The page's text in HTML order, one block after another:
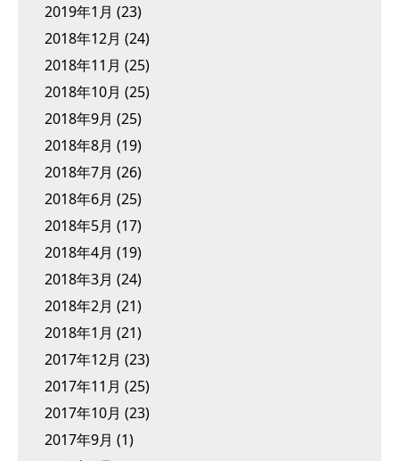
2019年1月 (23)
2018年12月 (24)
2018年11月 (25)
2018年10月 (25)
2018年9月 (25)
2018年8月 (19)
2018年7月 (26)
2018年6月 (25)
2018年5月 (17)
2018年4月 (19)
2018年3月 (24)
2018年2月 (21)
2018年1月 (21)
2017年12月 (23)
2017年11月 (25)
2017年10月 (23)
2017年9月 (1)